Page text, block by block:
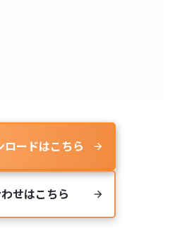
ロードはこちら arrow_forward
せはこちら arrow_forward